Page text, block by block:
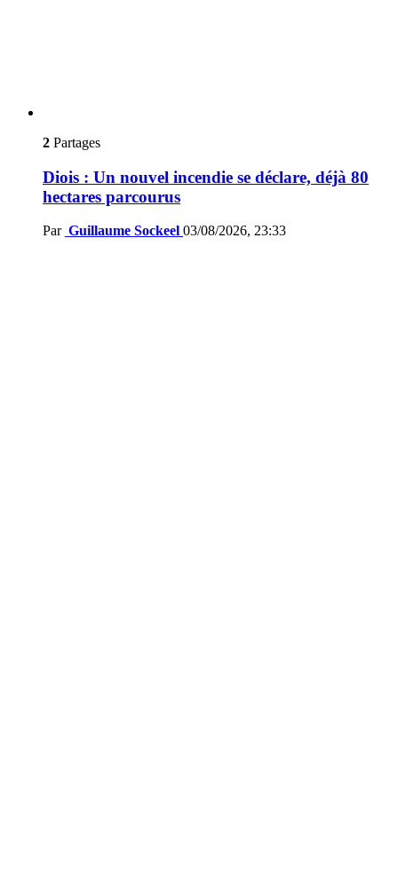
2 Partages
Diois : Un nouvel incendie se déclare, déjà 80
hectares parcourus
Par Guillaume Sockeel 03/08/2026, 23:33